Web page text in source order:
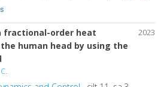
2023
fractional-order heat
human head by using the